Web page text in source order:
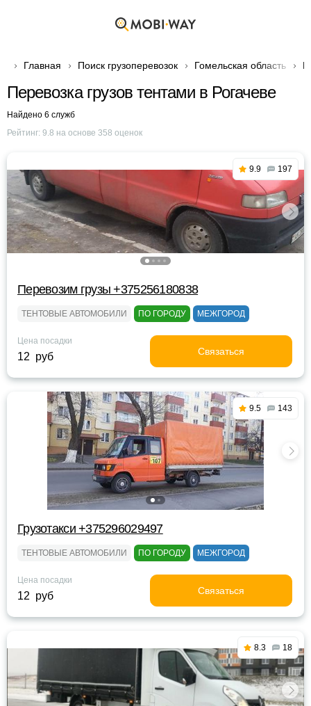
Главная Поиск грузоперевозок Гомельская область
Перевозка грузов тентами в Рогачеве
Найдено 6 служб
Рейтинг: 9.8 на основе 358 оценок
9.9 197
Перевозим грузы +375256180838
ТЕНТОВЫЕ АВТОМОБИЛИ ПО ГОРОДУ МЕЖГОРОД
Цена посадки
12 руб Связаться
9.5 143
Грузотакси +375296029497
ТЕНТОВЫЕ АВТОМОБИЛИ ПО ГОРОДУ МЕЖГОРОД
Цена посадки
12 руб Связаться
8.3 18